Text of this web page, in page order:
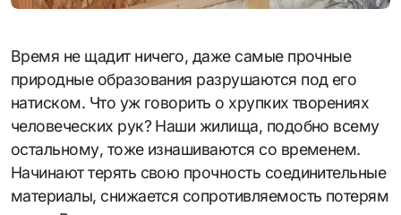
Время не щадит ничего, даже самые прочные
природные образования разрушаются под его
натиском. Что уж говорить о хрупких творениях
человеческих рук? Наши жилища, подобно всему
остальному, тоже изнашиваются со временем.
Начинают терять свою прочность соединительные
материалы, снижается сопротивляемость потерям